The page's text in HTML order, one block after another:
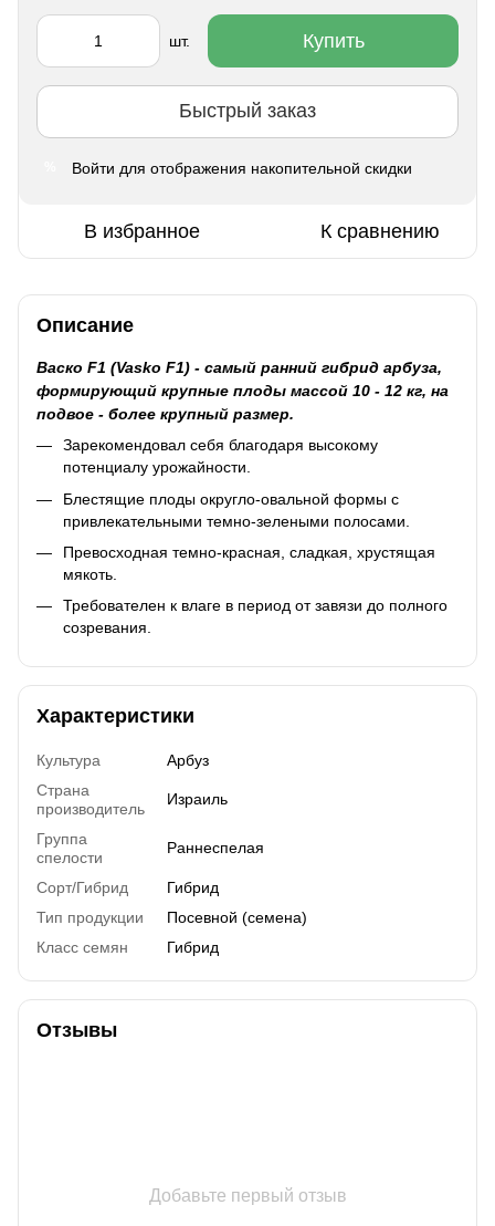
шт. Купить
Быстрый заказ
Войти для отображения накопительной скидки
В избранное К сравнению
Описание
Васко F1 (Vasko F1) - самый ранний гибрид арбуза,
формирующий крупные плоды массой 10 - 12 кг, на
подвое - более крупный размер.
Зарекомендовал себя благодаря высокому
потенциалу урожайности.
Блестящие плоды округло-овальной формы с
привлекательными темно-зелеными полосами.
Превосходная темно-красная, сладкая, хрустящая
мякоть.
Требователен к влаге в период от завязи до полного
созревания.
Характеристики
Культура
Арбуз
Страна
производитель
Израиль
Группа
спелости
Раннеспелая
Сорт/Гибрид
Гибрид
Тип продукции
Посевной (семена)
Класс семян
Гибрид
Отзывы
Добавьте первый отзыв